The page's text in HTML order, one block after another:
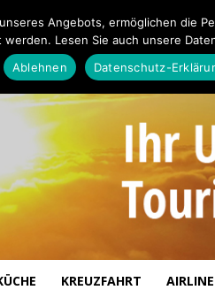
KREUZFAHRT
Angebots, ermöglichen die
Lesen Sie auch unsere
Ablehnen Datenschutz-